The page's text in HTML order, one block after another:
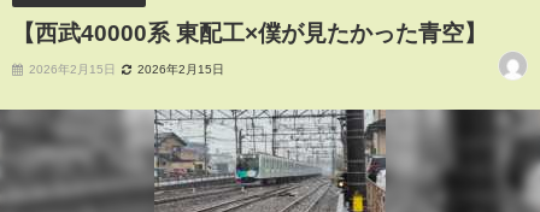
【西武40000系 東配工×僕が見たかった青空】
2026年2月15日 2026年2月15日